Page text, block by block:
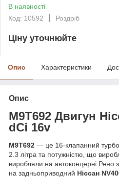
В наявності
Код: 10592
Роздріб
Ціну уточнюйте
Опис Характеристики
Опис
M9T692 Двигун
dCi 16v
M9T692 — це 16-клапанний
2.3 літра та потужністю, що
виробляли на автоконцерні Рено
на задньоприводний Ніссан